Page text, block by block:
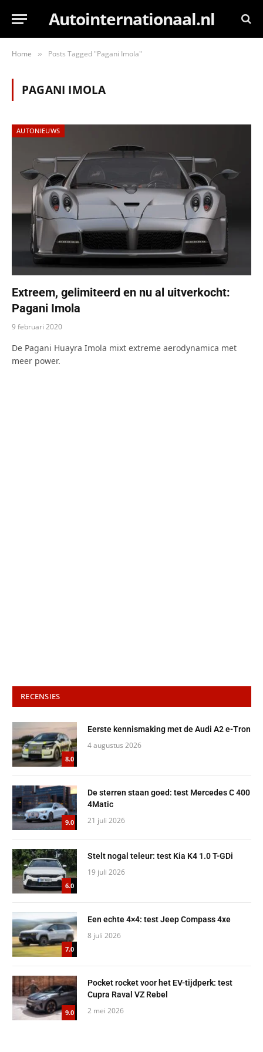
Autointernationaal.nl
Home » Posts Tagged "Pagani Imola"
PAGANI IMOLA
AUTONIEUWS
Extreem, gelimiteerd en nu al uitverkocht:
Pagani Imola
9 februari 2020
De Pagani Huayra Imola mixt extreme aerodynamica met
meer power.
RECENSIES
8.0
Eerste kennismaking met de Audi A2 e-Tron
4 augustus 2026
9.0
De sterren staan goed: test Mercedes C 400
4Matic
21 juli 2026
6.0
Stelt nogal teleur: test Kia K4 1.0 T-GDi
19 juli 2026
7.0
Een echte 4×4: test Jeep Compass 4xe
8 juli 2026
9.0
Pocket rocket voor het EV-tijdperk: test
Cupra Raval VZ Rebel
2 mei 2026